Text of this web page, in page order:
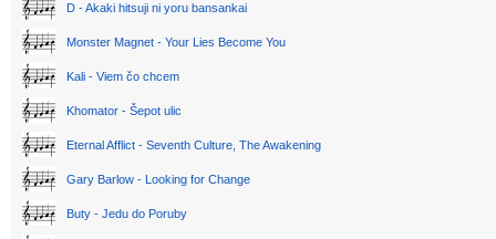
D - Akaki hitsuji ni yoru bansankai
Monster Magnet - Your Lies Become You
Kali - Viem čo chcem
Khomator - Šepot ulic
Eternal Afflict - Seventh Culture, The Awakening
Gary Barlow - Looking for Change
Buty - Jedu do Poruby